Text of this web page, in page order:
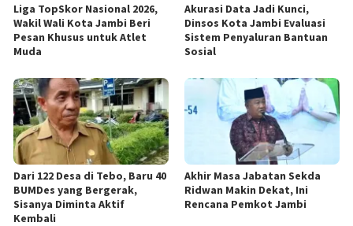
Liga TopSkor Nasional 2026,
Wakil Wali Kota Jambi Beri
Pesan Khusus untuk Atlet
Muda
Akurasi Data Jadi Kunci,
Dinsos Kota Jambi Evaluasi
Sistem Penyaluran Bantuan
Sosial
Dari 122 Desa di Tebo, Baru 40
BUMDes yang Bergerak,
Sisanya Diminta Aktif
Kembali
Akhir Masa Jabatan Sekda
Ridwan Makin Dekat, Ini
Rencana Pemkot Jambi